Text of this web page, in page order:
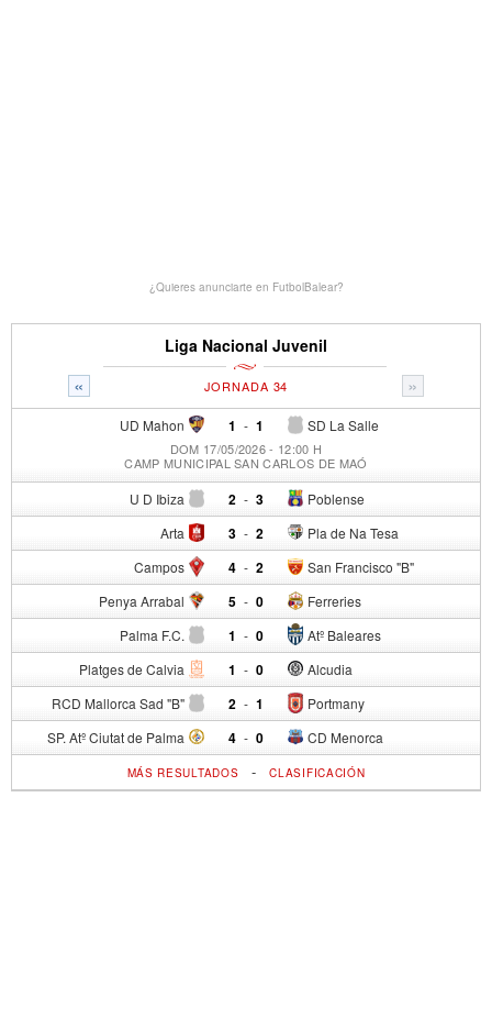
¿Quieres anunciarte en FutbolBalear?
Liga Nacional Juvenil
« »
JORNADA 34
UD Mahon 1 - SD La Salle
1
DOM 17/05/2026 - 12:00 H
CAMP MUNICIPAL SAN CARLOS DE MAÓ
U D Ibiza 2 - Poblense
3
Arta 3 - Pla de Na Tesa
2
Campos 4 - San Francisco "B"
2
Penya Arrabal 5 - Ferreries
0
Palma F.C. 1 - Atº Baleares
0
Platges de Calvia 1 - Alcudia
0
RCD Mallorca Sad "B" 2 - Portmany
1
SP. Atº Ciutat de Palma 4 - CD Menorca
0
MÁS RESULTADOS -CLASIFICACIÓN